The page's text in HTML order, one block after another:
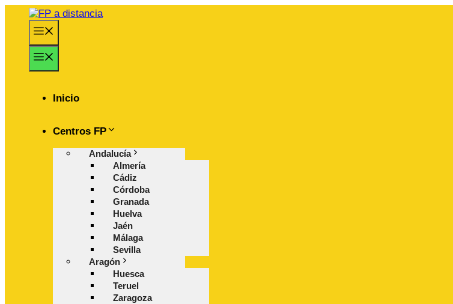
Saltar
contenido
Inicio
Centros FP
Andalucía
Almería
Cádiz
Córdoba
Granada
Huelva
Jaén
Málaga
Sevilla
Aragón
Huesca
Teruel
Zaragoza